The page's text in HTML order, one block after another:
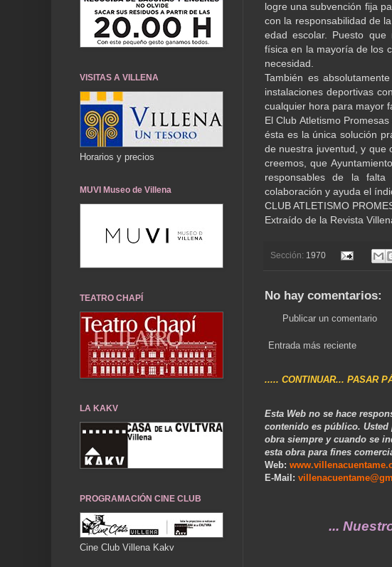
logre una subvención fija
con la responsabilidad de
edad escolar. Puesto
física en la mayoría de los
necesidad.
También es
instalaciones deportivas
cualquier hora para mayor
El Club Atletismo
ésta es la única solución
de nuestra juventud, y que
creemos, que
responsables de la
colaboración y ayuda el
CLUB ATLETISMO
Extraído de la Revista
Sección: 1970
No hay comentarios:
Publicar un comentario
Entrada más reciente
..... CONTINUAR... PASAR
Esta Web no se hace
contenido es público.
obra siempre y cuando se
esta obra para fines
Web:
E-Mail:
... Nuestros
VISITAS A VILLENA
Horarios y precios
MUVI Museo de Villena
TEATRO CHAPÍ
LA KAKV
PROGRAMACIÓN CINE CLUB
Cine Club Villena Kakv